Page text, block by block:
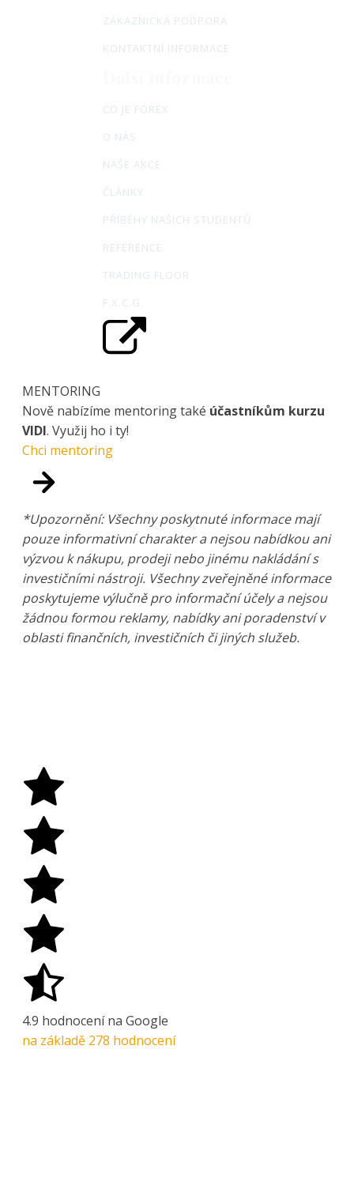
ZÁKAZNICKÁ PODPORA
KONTAKTNÍ INFORMACE
CO JE FOREX
O NÁS
NAŠE AKCE
ČLÁNKY
PŘÍBĚHY NAŠICH STUDENTŮ
REFERENCE
TRADING FLOOR
F.X.C.G.
MENTORING
Nově nabízíme mentoring také účastníkům kurzu
VIDI. Využij ho i ty!
Chci mentoring
*Upozornění: Všechny poskytnuté informace mají
pouze informativní charakter a nejsou nabídkou ani
výzvou k nákupu, prodeji nebo jinému nakládání s
investičními nástroji. Všechny zveřejněné informace
poskytujeme výlučně pro informační účely a nejsou
žádnou formou reklamy, nabídky ani poradenství v
oblasti finančních, investičních či jiných služeb.
4.9 hodnocení na Google
na základě 278 hodnocení